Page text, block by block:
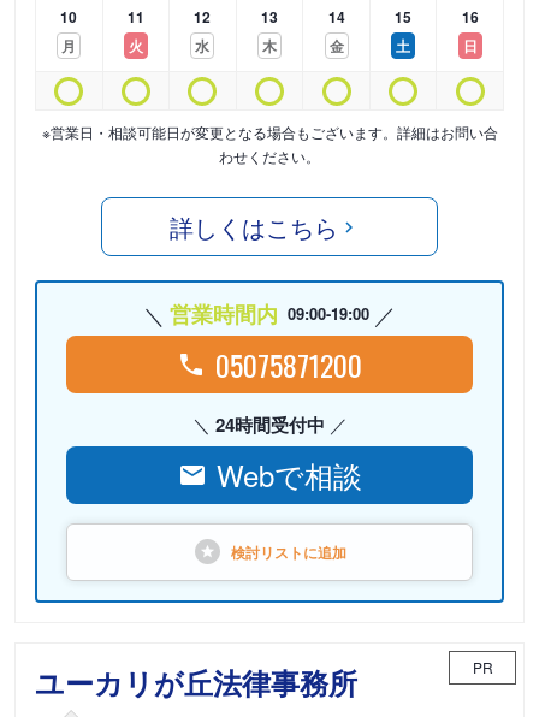
10
月
11
火
12
水
13
木
14
金
15
土
16
日
※営業日・相談可能日が変更となる場合もございます。詳細はお問い合
わせください。
詳しくはこちら
営業時間内 09:00-19:00
05075871200
24時間受付中
Webで相談
検討リストに追加
ユーカリが丘法律事務所 PR